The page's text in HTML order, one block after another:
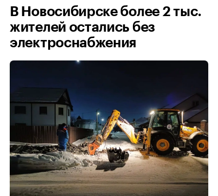
В Новосибирске более 2 тыс.
жителей остались без
электроснабжения